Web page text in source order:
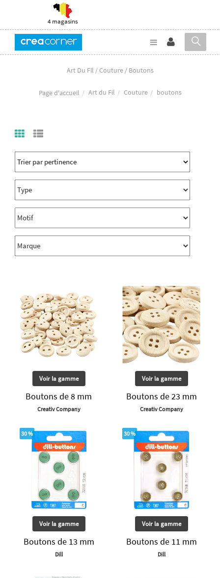
4 magasins
Art Du Fil / Couture / Boutons
Page d'accueil Art du Fil Couture boutons
Voir la gamme
Boutons de 8 mm
Creativ Company
Voir la gamme
Boutons de 23 mm
Creativ Company
30 %
Voir la gamme
Boutons de 13 mm
Dill
30 %
Voir la gamme
Boutons de 11 mm
Dill